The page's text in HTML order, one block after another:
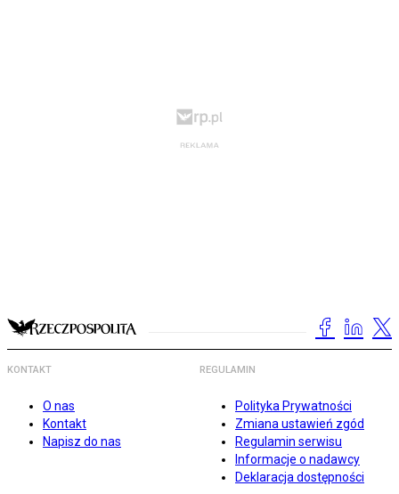
KONTAKT
O nas
Kontakt
Napisz do nas
REGULAMIN
Polityka Prywatności
Zmiana ustawień zgód
Regulamin serwisu
Informacje o nadawcy
Deklaracja dostępności